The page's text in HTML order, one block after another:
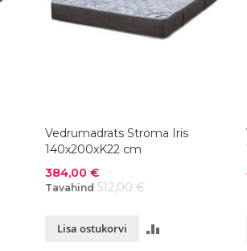
Vedrumadrats Stroma Iris
140x200xK22 cm
Soodushind
384,00 €
Tavahind 512,00 €
Lisa ostukorvi